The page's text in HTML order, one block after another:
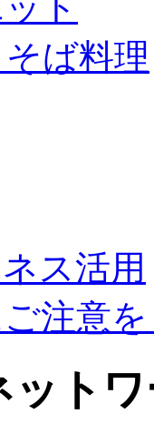
そば料理
ス活用
注意
ット